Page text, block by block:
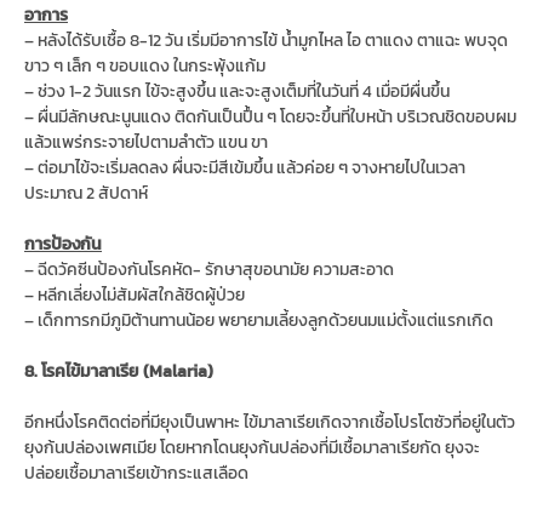
อาการ
– หลังได้รับเชื้อ 8-12 วัน เริ่มมีอาการไข้ น้ำมูกไหล ไอ ตาแดง ตาแฉะ พบจุด
ขาว ๆ เล็ก ๆ ขอบแดง ในกระพุ้งแก้ม
– ช่วง 1-2 วันแรก ไข้จะสูงขึ้น และจะสูงเต็มที่ในวันที่ 4 เมื่อมีผื่นขึ้น
– ผื่นมีลักษณะนูนแดง ติดกันเป็นปื้น ๆ โดยจะขึ้นที่ใบหน้า บริเวณชิดขอบผม
แล้วแพร่กระจายไปตามลำตัว แขน ขา
– ต่อมาไข้จะเริ่มลดลง ผื่นจะมีสีเข้มขึ้น แล้วค่อย ๆ จางหายไปในเวลา
ประมาณ 2 สัปดาห์
การป้องกัน
– ฉีดวัคซีนป้องกันโรคหัด- รักษาสุขอนามัย ความสะอาด
– หลีกเลี่ยงไม่สัมผัสใกล้ชิดผู้ป่วย
– เด็กทารกมีภูมิต้านทานน้อย พยายามเลี้ยงลูกด้วยนมแม่ตั้งแต่แรกเกิด
8. โรคไข้มาลาเรีย (Malaria)
อีกหนึ่งโรคติดต่อที่มียุงเป็นพาหะ ไข้มาลาเรียเกิดจากเชื้อโปรโตซัวที่อยู่ในตัว
ยุงก้นปล่องเพศเมีย โดยหากโดนยุงก้นปล่องที่มีเชื้อมาลาเรียกัด ยุงจะ
ปล่อยเชื้อมาลาเรียเข้ากระแสเลือด